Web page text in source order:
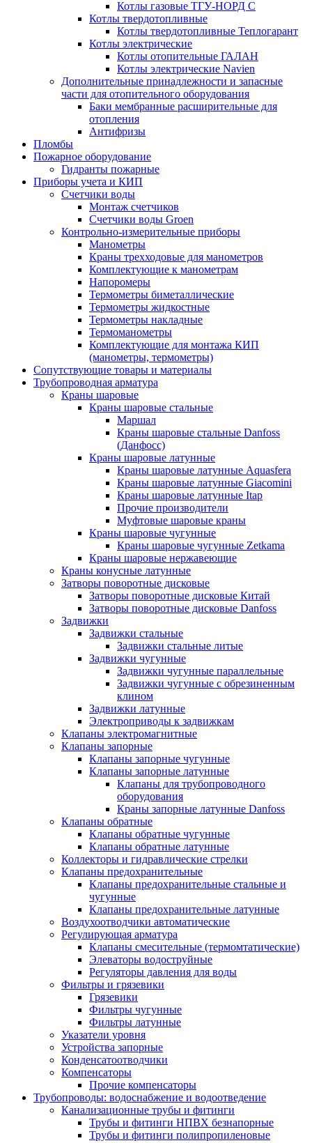
Котлы газовые ТГУ-НОРД С
Котлы твердотопливные
Котлы твердотопливные Теплогарант
Котлы электрические
Котлы отопительные ГАЛАН
Котлы электрические Navien
Дополнительные принадлежности и запасные
части для отопительного оборудования
Баки мембранные расширительные для
отопления
Антифризы
Пломбы
Пожарное оборудование
Гидранты пожарные
Приборы учета и КИП
Счетчики воды
Монтаж счетчиков
Счетчики воды Groen
Контрольно-измерительные приборы
Манометры
Краны трехходовые для манометров
Комплектующие к манометрам
Напоромеры
Термометры биметаллические
Термометры жидкостные
Термометры накладные
Термоманометры
Комплектующие для монтажа КИП
(манометры, термометры)
Сопутствующие товары и материалы
Трубопроводная арматура
Краны шаровые
Краны шаровые стальные
Маршал
Краны шаровые стальные Danfoss
(Данфосс)
Краны шаровые латунные
Краны шаровые латунные Aquasfera
Краны шаровые латунные Giacomini
Краны шаровые латунные Itap
Прочие производители
Муфтовые шаровые краны
Краны шаровые чугунные
Краны шаровые чугунные Zetkama
Краны шаровые нержавеющие
Краны конусные латунные
Затворы поворотные дисковые
Затворы поворотные дисковые Китай
Затворы поворотные дисковые Danfoss
Задвижки
Задвижки стальные
Задвижки стальные литые
Задвижки чугунные
Задвижки чугунные параллельные
Задвижки чугунные с обрезиненным
клином
Задвижки латунные
Электроприводы к задвижкам
Клапаны электромагнитные
Клапаны запорные
Клапаны запорные чугунные
Клапаны запорные латунные
Клапаны для трубопроводного
оборудования
Краны запорные латунные Danfoss
Клапаны обратные
Клапаны обратные чугунные
Клапаны обратные латунные
Коллекторы и гидравлические стрелки
Клапаны предохранительные
Клапаны предохранительные стальные и
чугунные
Клапаны предохранительные латунные
Воздухоотводчики автоматические
Регулирующая арматура
Клапаны смесительные (термомтатические)
Элеваторы водоструйные
Регуляторы давления для воды
Фильтры и грязевики
Грязевики
Фильтры чугунные
Фильтры латунные
Указатели уровня
Устройства запорные
Конденсатоотводчики
Компенсаторы
Прочие компенсаторы
Трубопроводы: водоснабжение и водоотведение
Канализационные трубы и фитинги
Трубы и фитинги НПВХ безнапорные
Трубы и фитинги полипропиленовые